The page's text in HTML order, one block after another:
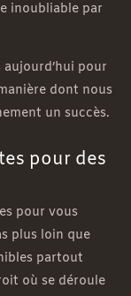
inoubliable par
aujourd’hui pour
dont nous
un succès.
pour des
pour vous
plus loin que
partout
où se déroule